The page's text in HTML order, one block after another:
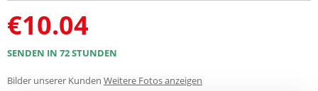
€10.04
SENDEN IN 72 STUNDEN
Bilder unserer Kunden Weitere Fotos anzeigen